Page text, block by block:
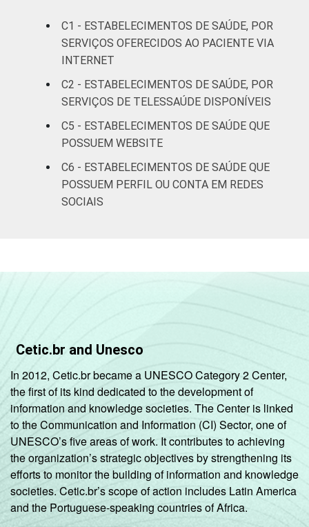
Serviço de
apoio à
82
IDENTIFICAÇÃO DE
UNIDADE BÁSICA
DE SAÚDE
UBS 18
LOCALIZAÇÃO Capital 68
Saúde 2023.
C1 - ESTABELECIMENTOS DE SAÚDE, POR
SERVIÇOS OFERECIDOS AO PACIENTE VIA
INTERNET
C2 - ESTABELECIMENTOS DE SAÚDE, POR
SERVIÇOS DE TELESSAÚDE DISPONÍVEIS
C5 - ESTABELECIMENTOS DE SAÚDE QUE
POSSUEM WEBSITE
C6 - ESTABELECIMENTOS DE SAÚDE QUE
POSSUEM PERFIL OU CONTA EM REDES
SOCIAIS
Cetic.br and Unesco
In 2012, Cetic.br became a UNESCO Category 2 Center,
the first of its kind dedicated to the development of
information and knowledge societies. The Center is linked
to the Communication and Information (CI) Sector, one of
UNESCO’s five areas of work. It contributes to achieving
the organization’s strategic objectives by strengthening its
efforts to monitor the building of information and knowledge
societies. Cetic.br’s scope of action includes Latin America
and the Portuguese-speaking countries of Africa.